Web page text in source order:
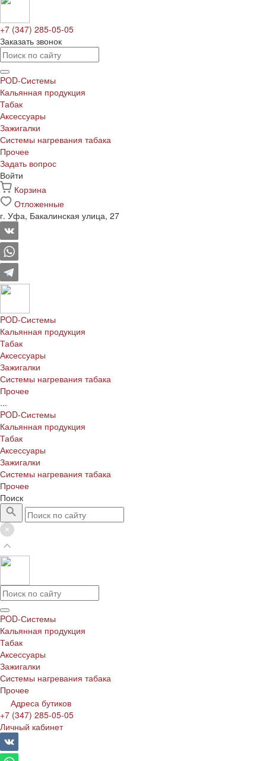
+7 (347) 285-05-05
Заказать звонок
POD-Системы
Кальянная продукция
Табак
Аксессуары
Зажигалки
Системы нагревания табака
Прочее
Задать вопрос
Войти
Корзина
Отложенные
г. Уфа, Бакалинская улица, 27
POD-Системы
Кальянная продукция
Табак
Аксессуары
Зажигалки
Системы нагревания табака
Прочее
...
POD-Системы
Кальянная продукция
Табак
Аксессуары
Зажигалки
Системы нагревания табака
Прочее
Поиск
POD-Системы
Кальянная продукция
Табак
Аксессуары
Зажигалки
Системы нагревания табака
Прочее
Адреса бутиков
+7 (347) 285-05-05
Личный кабинет